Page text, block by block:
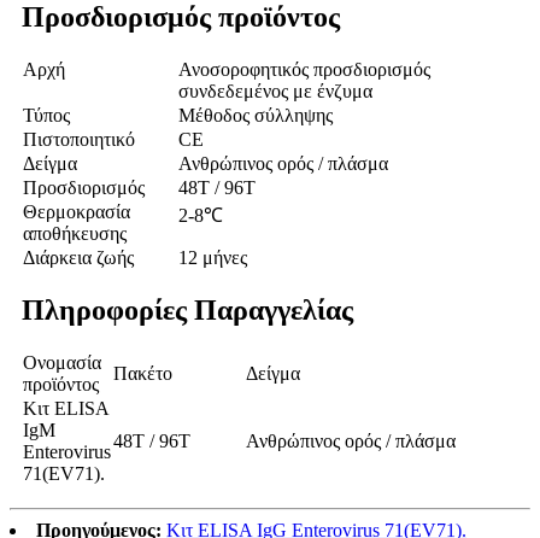
Προσδιορισμός προϊόντος
Αρχή
Ανοσοροφητικός προσδιορισμός
συνδεδεμένος με ένζυμα
Τύπος
Μέθοδος σύλληψης
Πιστοποιητικό
CE
Δείγμα
Ανθρώπινος ορός / πλάσμα
Προσδιορισμός
48Τ / 96Τ
Θερμοκρασία
αποθήκευσης
2-8℃
Διάρκεια ζωής 12 μήνες
Πληροφορίες Παραγγελίας
Ονομασία
προϊόντος
Πακέτο
Δείγμα
Κιτ ELISA
IgM
Enterovirus
71(EV71).
48Τ / 96Τ Ανθρώπινος ορός / πλάσμα
Προηγούμενος: Κιτ ELISA IgG Enterovirus 71(EV71).